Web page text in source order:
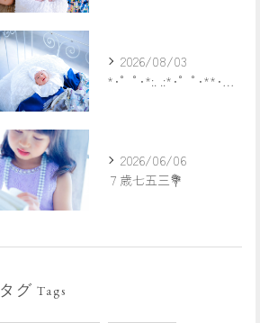
2026/08/03
*･゜ﾟ･*:. .:*･゜ﾟ･**･゜ﾟ･*:.
2026/06/06
７歳七五三💐
タグ Tags